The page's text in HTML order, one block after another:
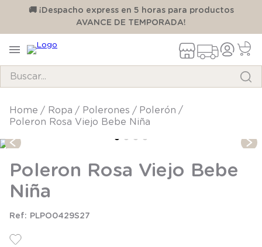
🚚 ¡Despacho express en 5 horas para productos
AVANCE DE TEMPORADA!
ropa polerones
polerón
Poleron Rosa Viejo Bebe Niña
Poleron Rosa Viejo Bebe
Niña
PLPO0429S27
TÉRMINOS MÁS BUSCADOS
3.
zapatillas
.
body
5
manta